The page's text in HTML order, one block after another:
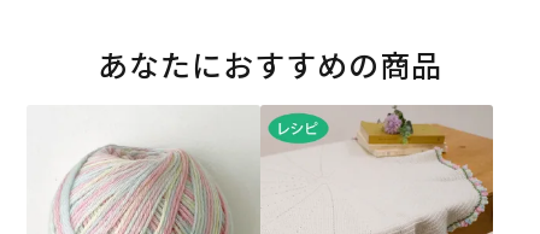
あなたにおすすめの商品